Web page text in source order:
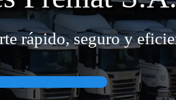
rápido, seguro y
Presupuesto